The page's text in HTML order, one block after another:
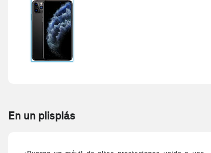
En un plisplás